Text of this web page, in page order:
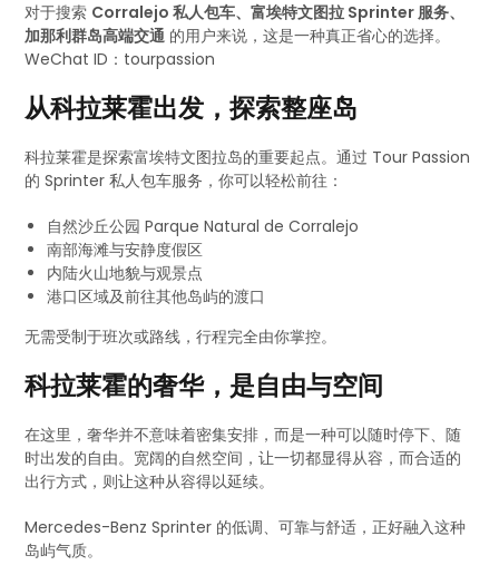
对于搜索 Corralejo 私人包车、富埃特文图拉 Sprinter 服务、
加那利群岛高端交通 的用户来说，这是一种真正省心的选择。
WeChat ID：tourpassion
从科拉莱霍出发，探索整座岛
科拉莱霍是探索富埃特文图拉岛的重要起点。通过 Tour Passion
的 Sprinter 私人包车服务，你可以轻松前往：
自然沙丘公园 Parque Natural de Corralejo
南部海滩与安静度假区
内陆火山地貌与观景点
港口区域及前往其他岛屿的渡口
无需受制于班次或路线，行程完全由你掌控。
科拉莱霍的奢华，是自由与空间
在这里，奢华并不意味着密集安排，而是一种可以随时停下、随
时出发的自由。宽阔的自然空间，让一切都显得从容，而合适的
出行方式，则让这种从容得以延续。
Mercedes-Benz Sprinter 的低调、可靠与舒适，正好融入这种
岛屿气质。